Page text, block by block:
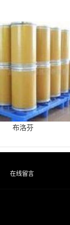
布洛芬
在线留言